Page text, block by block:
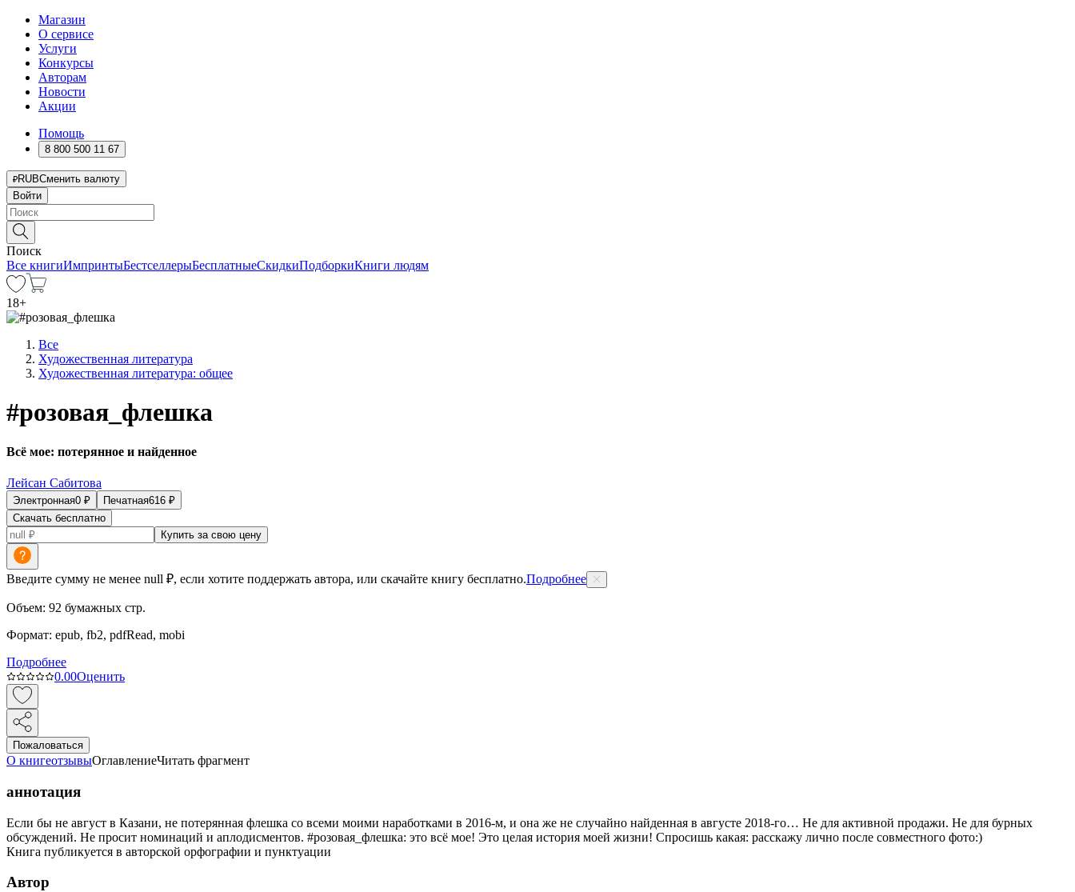
Магазин
О сервисе
Услуги
Конкурсы
Авторам
Новости
Акции
Помощь
8 800 500 11 67
RUBСменить валюту
Войти
Поиск
Все книгиИмпринтыБестселлерыБесплатныеСкидкиПодборкиКниги людям
18+
Все
Художественная литература
Художественная литература: общее
#розовая_флешка
Всё мое: потерянное и найденное
Лейсан Сабитова
Электронная0 ₽ Печатная616 ₽
Скачать бесплатно
Купить за свою цену
Введите сумму не менее null ₽, если хотите поддержать автора, или скачайте книгу бесплатно.Подробнее
Объем: 92 бумажных стр.
Формат: epub, fb2, pdfRead, mobi
Подробнее
0.00Оценить
Пожаловаться
О книгеотзывыОглавлениеЧитать фрагмент
аннотация
Если бы не август в Казани, не потерянная флешка со всеми моими наработками в 2016-м, и она же не случайно найденная в августе 2018-го… Не для активной продажи. Не для бурных
обсуждений. Не просит номинаций и аплодисментов. #розовая_флешка: это всё мое! Это целая история моей жизни! Спросишь какая: расскажу лично после совместного фото:)
Книга публикуется в авторской орфографии и пунктуации
Автор